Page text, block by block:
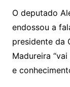
O deputado
endossou a
presidente da
Madureira
e